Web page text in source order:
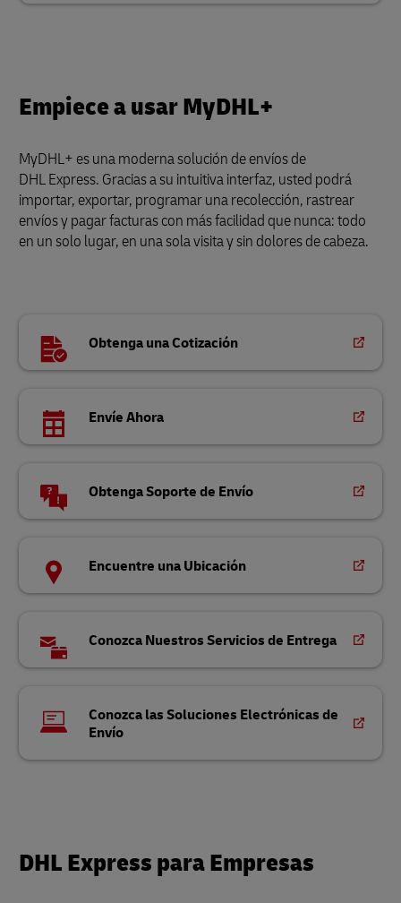
Empiece a usar MyDHL+
MyDHL+ es una moderna solución de envíos de
DHL Express. Gracias a su intuitiva interfaz, usted podrá
importar, exportar, programar una recolección, rastrear
envíos y pagar facturas con más facilidad que nunca: todo
en un solo lugar, en una sola visita y sin dolores de cabeza.
Obtenga una Cotización
Envíe Ahora
Obtenga Soporte de Envío
Encuentre una Ubicación
Conozca Nuestros Servicios de Entrega
Conozca las Soluciones Electrónicas de
Envío
DHL Express para Empresas